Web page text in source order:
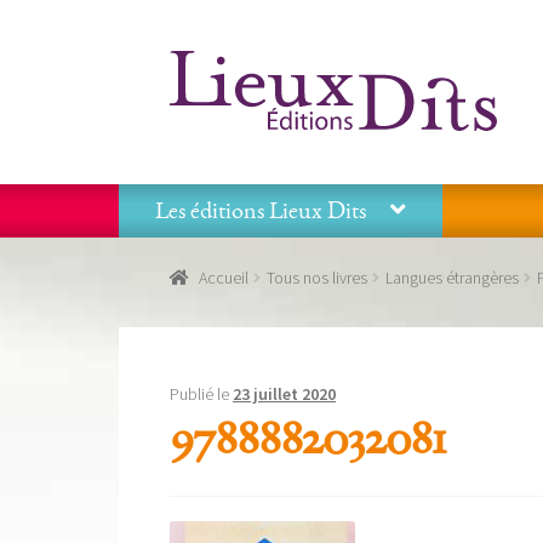
Aller
à
Aller
au
Les éditions Lieux Dits
Accueil Tous nos livres Langues étrangères
Publié le 23 juillet 2020
9788882032081